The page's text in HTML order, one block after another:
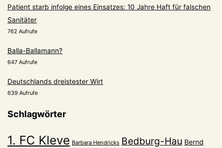
Patient starb infolge eines Einsatzes: 10 Jahre Haft für falschen
Sanitäter
762 Aufrufe
Balla-Ballamann?
647 Aufrufe
Deutschlands dreistester Wirt
639 Aufrufe
Schlagwörter
1. FC Kleve Barbara Hendricks Bedburg-Hau Bernd